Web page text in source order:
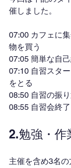
催しました。
07:00 カフェに
物を買う
07:05 簡単な自
07:10 自習スタ
をとる
08:50 自習の振り
08:55 自習会終了
2.勉強・作
主催を含め3名